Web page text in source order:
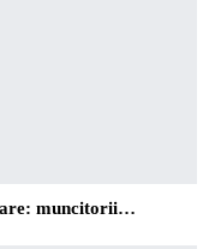
muncitorii…